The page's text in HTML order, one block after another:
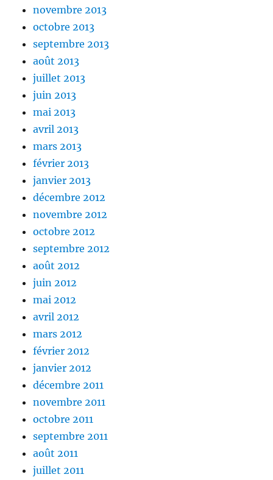
novembre 2013
octobre 2013
septembre 2013
août 2013
juillet 2013
juin 2013
mai 2013
avril 2013
mars 2013
février 2013
janvier 2013
décembre 2012
novembre 2012
octobre 2012
septembre 2012
août 2012
juin 2012
mai 2012
avril 2012
mars 2012
février 2012
janvier 2012
décembre 2011
novembre 2011
octobre 2011
septembre 2011
août 2011
juillet 2011